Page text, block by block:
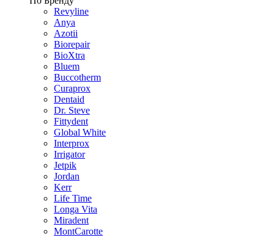
Revyline
Anya
Azotii
Biorepair
BioXtra
Bluem
Buccotherm
Curaprox
Dentaid
Dr. Steve
Fittydent
Global White
Interprox
Irrigator
Jetpik
Jordan
Kerr
Life Time
Longa Vita
Miradent
MontCarotte